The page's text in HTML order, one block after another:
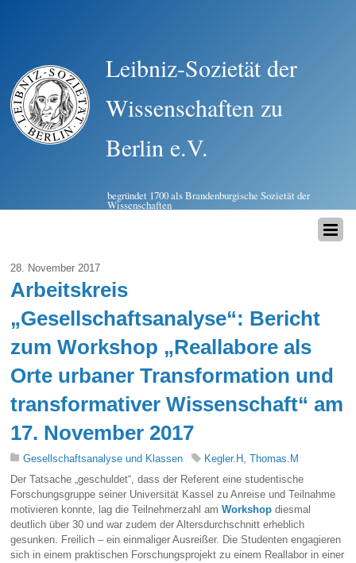
Leibniz-Sozietät der
Wissenschaften zu
Berlin e.V.
begründet 1700 als Brandenburgische Sozietät der
Wissenschaften
28. November 2017
Arbeitskreis
„Gesellschaftsanalyse“: Bericht
zum Workshop „Reallabore als
Orte urbaner Transformation und
transformativer Wissenschaft“ am
17. November 2017
Gesellschaftsanalyse und Klassen Kegler.H ,Thomas.M
Der Tatsache „geschuldet“, dass der Referent eine studentische
Forschungsgruppe seiner Universität Kassel zu Anreise und Teilnahme
motivieren konnte, lag die Teilnehmerzahl amWorkshop diesmal
deutlich über 30 und war zudem der Altersdurchschnitt erheblich
gesunken. Freilich – ein einmaliger Ausreißer. Die Studenten engagieren
sich in einem praktischen Forschungsprojekt zu einem Reallabor in einer